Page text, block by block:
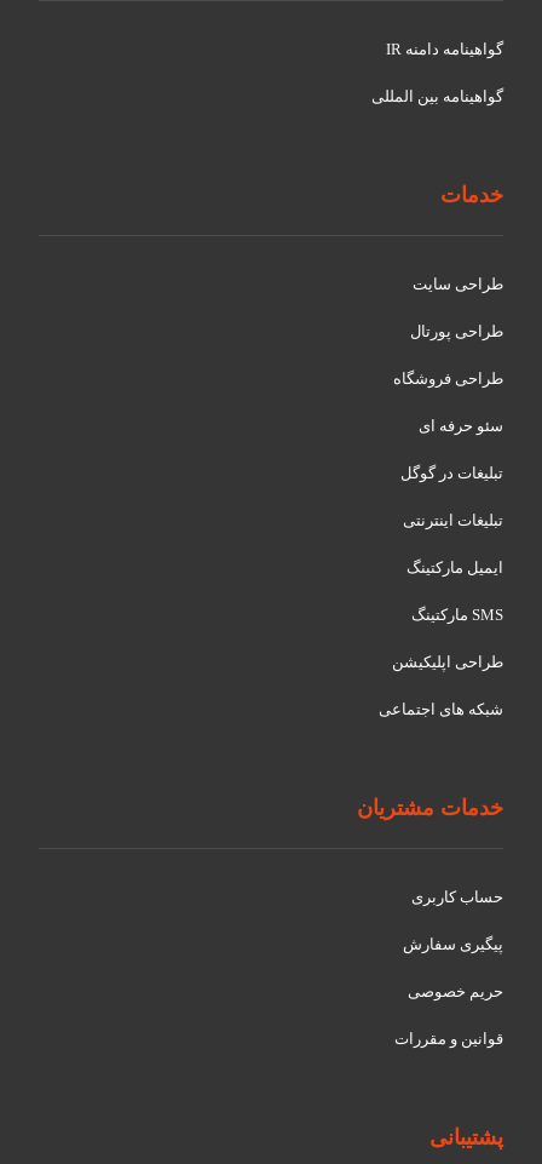
گواهينامه دامنه IR
گواهينامه بین المللی
خدمات
طراحی سایت
طراحی پورتال
طراحی فروشگاه
سئو حرفه ای
تبلیغات در گوگل
تبلیغات اینترنتی
ایمیل مارکتینگ
SMS مارکتینگ
طراحی اپلیکیشن
شبکه های اجتماعی
خدمات مشتریان
حساب کاربری
پیگیری سفارش
حریم خصوصی
قوانین و مقررات
پشتیبانی